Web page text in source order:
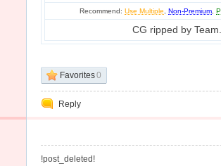
Recommend:Use Multiple ,Non-Premium ,
CG ripped by
Favorites0
Reply
!post_deleted!